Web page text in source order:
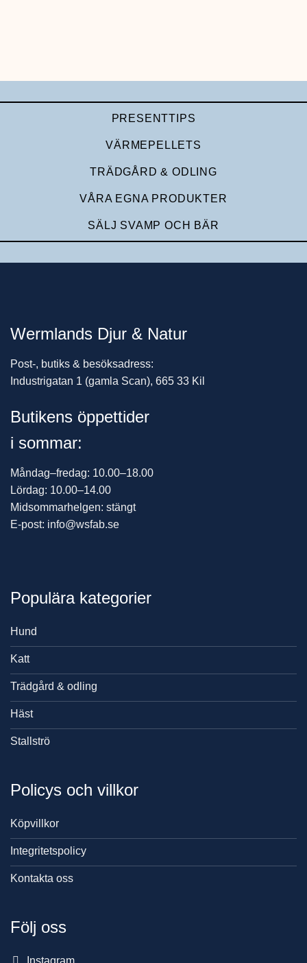
PRESENTTIPS
VÄRMEPELLETS
TRÄDGÅRD & ODLING
VÅRA EGNA PRODUKTER
SÄLJ SVAMP OCH BÄR
Wermlands Djur & Natur
Post-, butiks & besöksadress:
Industrigatan 1 (gamla Scan), 665 33 Kil
Butikens öppettider
i sommar:
Måndag–fredag: 10.00–18.00
Lördag: 10.00–14.00
Midsommarhelgen: stängt
E-post: info@wsfab.se
Populära kategorier
Hund
Katt
Trädgård & odling
Häst
Stallströ
Policys och villkor
Köpvillkor
Integritetspolicy
Kontakta oss
Följ oss
Instagram